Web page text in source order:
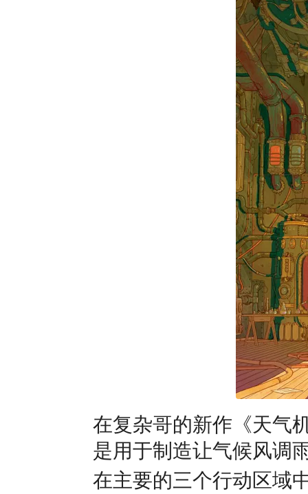
在复杂哥的新作《天气
是用于制造让气候风调
在主要的三个行动区域